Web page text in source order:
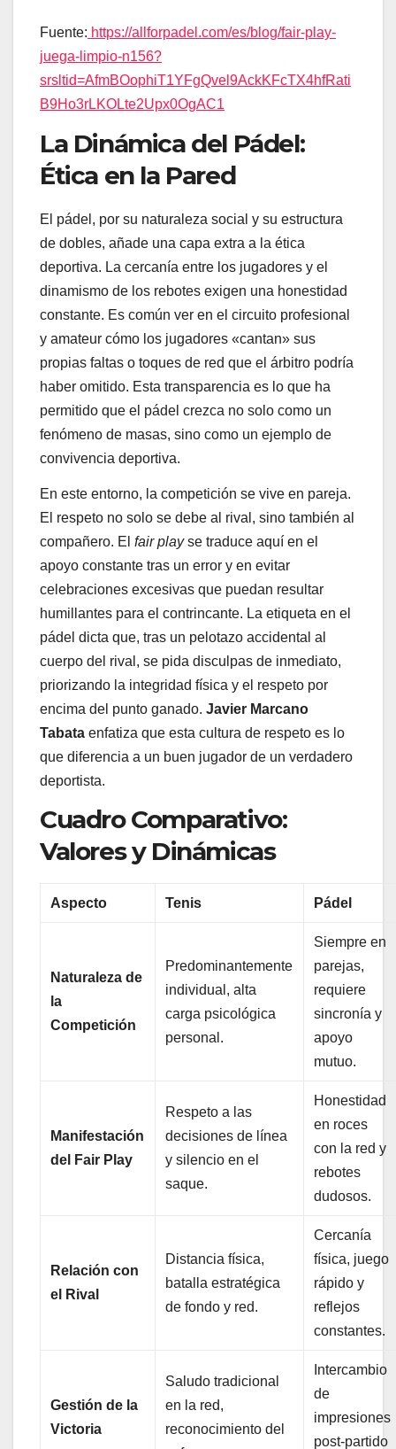
Fuente: https://allforpadel.com/es/blog/fair-play-
juega-limpio-n156?
srsltid=AfmBOophiT1YFgQvel9AckKFcTX4hfRati
B9Ho3rLKOLte2Upx0OgAC1
La Dinámica del Pádel:
Ética en la Pared
El pádel, por su naturaleza social y su estructura
de dobles, añade una capa extra a la ética
deportiva. La cercanía entre los jugadores y el
dinamismo de los rebotes exigen una honestidad
constante. Es común ver en el circuito profesional
y amateur cómo los jugadores «cantan» sus
propias faltas o toques de red que el árbitro podría
haber omitido. Esta transparencia es lo que ha
permitido que el pádel crezca no solo como un
fenómeno de masas, sino como un ejemplo de
convivencia deportiva.
En este entorno, la competición se vive en pareja.
El respeto no solo se debe al rival, sino también al
compañero. El fair playse traduce aquí en el
apoyo constante tras un error y en evitar
celebraciones excesivas que puedan resultar
humillantes para el contrincante. La etiqueta en el
pádel dicta que, tras un pelotazo accidental al
cuerpo del rival, se pida disculpas de inmediato,
priorizando la integridad física y el respeto por
encima del punto ganado. Javier Marcano
Tabata enfatiza que esta cultura de respeto es lo
que diferencia a un buen jugador de un verdadero
deportista.
Cuadro Comparativo:
Valores y Dinámicas
Aspecto Tenis Pádel
Naturaleza de
la
Competición
Predominantemente
individual, alta
carga psicológica
personal.
Siempre en
parejas,
requiere
sincronía y
apoyo
mutuo.
Manifestación
del Fair Play
Respeto a las
decisiones de línea
y silencio en el
saque.
Honestidad
en roces
con la red y
rebotes
dudosos.
Relación con
el Rival
Distancia física,
batalla estratégica
de fondo y red.
Cercanía
física, juego
rápido y
reflejos
constantes.
Gestión de la
Victoria
Saludo tradicional
en la red,
reconocimiento del
Intercambio
de
impresiones
post-partido